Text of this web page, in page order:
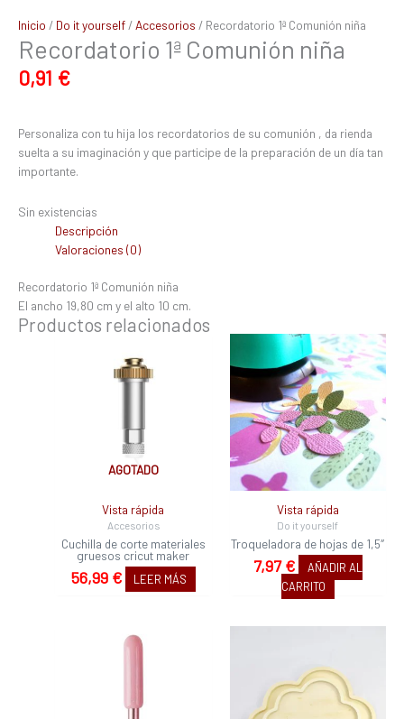
Inicio / Do it yourself / Accesorios / Recordatorio 1ª Comunión niña
Recordatorio 1ª Comunión niña
0,91 €
Personaliza con tu hija los recordatorios de su comunión , da rienda
suelta a su imaginación y que participe de la preparación de un día tan
importante.
Sin existencias
Descripción
Valoraciones (0)
Recordatorio 1ª Comunión niña
El ancho 19,80 cm y el alto 10 cm.
Productos relacionados
AGOTADO
Vista rápida
Accesorios
Cuchilla de corte materiales
gruesos cricut maker
56,99 € LEER MÁS
Vista rápida
Do it yourself
Troqueladora de hojas de 1,5″
7,97€
AÑADIR AL
CARRITO